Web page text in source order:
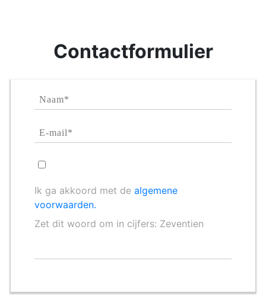
Contactformulier
Ik ga akkoord met dealgemene
voorwaarden.
Zet dit woord om in cijfers: Zeventien